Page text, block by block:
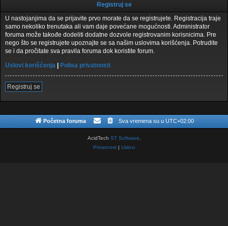
Registruj se
U nastojanjima da se prijavite prvo morate da se registrujete. Registracija traje
samo nekoliko trenutaka ali vam daje povećane mogućnosti. Administrator
foruma može takođe dodeliti dodatne dozvole registrovanim korisnicima. Pre
nego što se registrujete upoznajte se sa našim uslovima korišćenja. Potrudite
se i da pročitate sva pravila foruma dok koristite forum.
Uslovi korišćenja
Polisa privatnosti
Registruj se
Početna foruma Sva vremena su u UTC+02:00
AcidTech ST Software.
Privatnost | Uslovi